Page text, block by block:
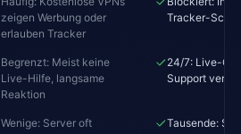
zeigen Werbung oder
erlauben Tracker
Tracker-
Begrenzt: Meist keine
Live-Hilfe, langsame
Reaktion
24/7: Live-
Support
Wenige: Server oft
Tausende: